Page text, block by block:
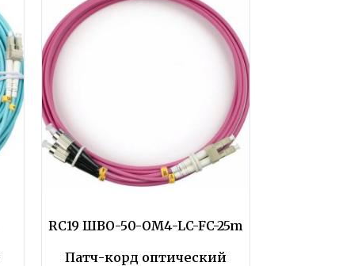
RC19 ШВО-50-OM4-LC-FC-25m
Патч-корд оптический